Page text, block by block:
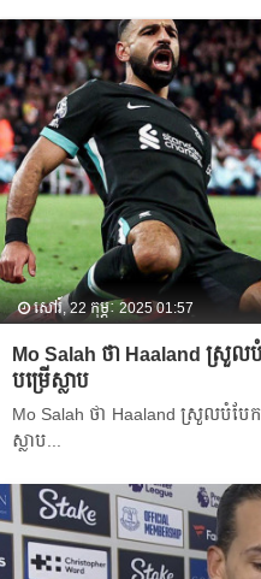
សៅរ៍, 22 កុម្ភៈ 2025 01:57
Mo Salah ​​​ថា Haaland ស្រួល​
បម្រើ​ស្លាប​​
Mo Salah ​​​ថា Haaland ស្រួល​បំបែ
ស្លាប​​...